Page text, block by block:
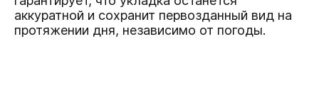
аккуратной и сохранит первозданный вид на
протяжении дня, независимо от погоды.